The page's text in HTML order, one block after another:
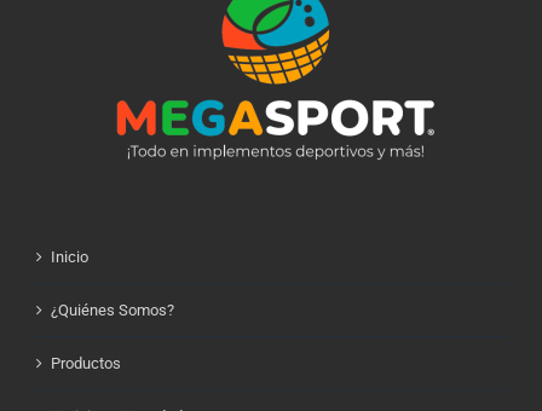
Inicio
¿Quiénes Somos?
Productos